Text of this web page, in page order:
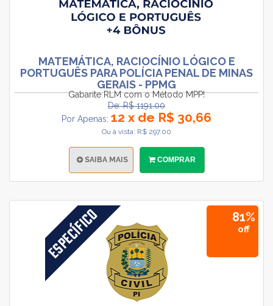
MATEMÁTICA, RACIOCÍNIO LÓGICO E
PORTUGUÊS PARA POLÍCIA PENAL DE MINAS
GERAIS - PPMG
Gabarite RLM com o Método MPP!
De: R$ 1191.00
Por Apenas: 12 x de R$ 30,66
Ou à vista: R$ 297.00
SAIBA MAIS COMPRAR
81%
off